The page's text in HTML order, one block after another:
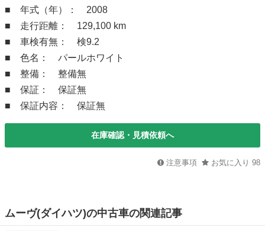
■ 年式（年）： 2008
■ 走行距離： 129,100 km
■ 車検有無： 検9.2
■ 色名： パールホワイト
■ 整備： 整備無
■ 保証： 保証無
■ 保証内容： 保証無
在庫確認・見積依頼へ
注意事項 お気に入り 98
ムーヴ(ダイハツ)の中古車の関連記事